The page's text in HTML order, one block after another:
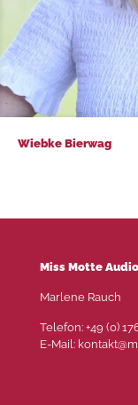
Wiebke Bierwag
Miss Motte Audio
Marlene Rauch
Telefon: +49 (0)
E-Mail: